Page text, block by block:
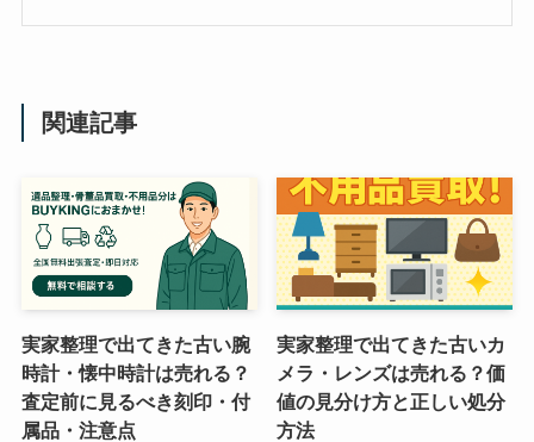
関連記事
実家整理で出てきた古い腕
時計・懐中時計は売れる？
査定前に見るべき刻印・付
属品・注意点
実家整理で出てきた古いカ
メラ・レンズは売れる？価
値の見分け方と正しい処分
方法